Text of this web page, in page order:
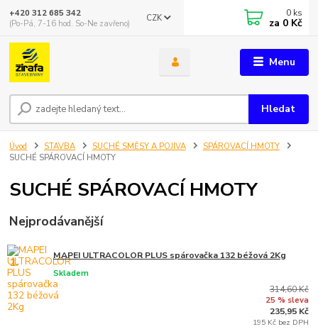
Menu
CZK
Hledat
+420 312 685 342
(Po-Pá, 7-16 hod. So-Ne zavřeno)
0 ks
za 0 Kč
Úvod STAVBA SUCHÉ SMĚSY A POJIVA
SPÁROVACÍ HMOTY
SUCHÉ SPÁROVACÍ HMOTY
SUCHÉ SPÁROVACÍ HMOTY
Nejprodávanější
1. MAPEI ULTRACOLOR PLUS spárovačka 132 béžová 2Kg
Skladem
314,60 Kč
25 % sleva
235,95 Kč
195 Kč bez DPH